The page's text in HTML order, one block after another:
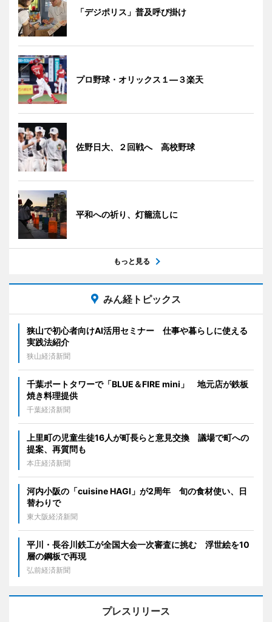
「デジポリス」普及呼び掛け
プロ野球・オリックス１―３楽天
佐野日大、２回戦へ 高校野球
平和への祈り、灯籠流しに
もっと見る
みん経トピックス
狭山で初心者向けAI活用セミナー 仕事や暮らしに使える
実践法紹介
狭山経済新聞
千葉ポートタワーで「BLUE＆FIRE mini」 地元店が鉄板
焼き料理提供
千葉経済新聞
上里町の児童生徒16人が町長らと意見交換 議場で町への
提案、再質問も
本庄経済新聞
河内小阪の「cuisine HAGI」が2周年 旬の食材使い、日
替わりで
東大阪経済新聞
平川・長谷川鉄工が全国大会一次審査に挑む 浮世絵を10
層の鋼板で再現
弘前経済新聞
プレスリリース